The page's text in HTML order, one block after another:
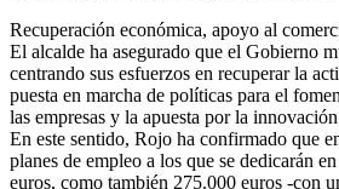
Recuperación económica, apoyo al
El alcalde ha asegurado que el Gobierno
centrando sus esfuerzos en recuperar la
puesta en marcha de políticas para el
las empresas y la apuesta por la
En este sentido, Rojo ha confirmado que
planes de empleo a los que se dedicarán
euros, como también 275.000 euros -con